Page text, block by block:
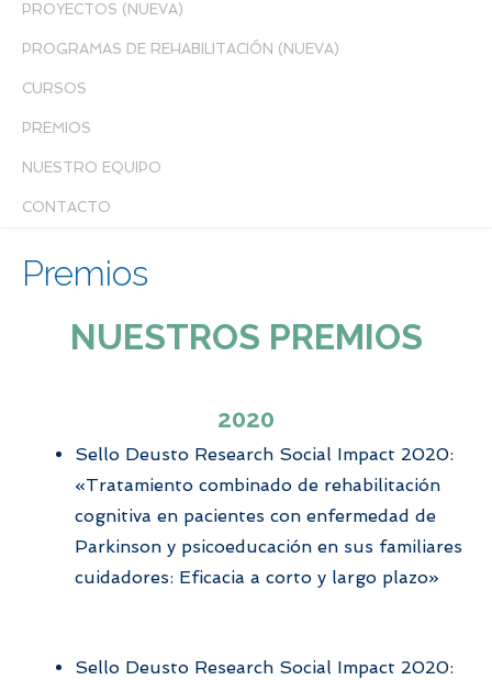
PROYECTOS (NUEVA)
PROGRAMAS DE REHABILITACIÓN (NUEVA)
CURSOS
PREMIOS
NUESTRO EQUIPO
CONTACTO
Premios
NUESTROS PREMIOS
2020
Sello Deusto Research Social Impact 2020:
«Tratamiento combinado de rehabilitación
cognitiva en pacientes con enfermedad de
Parkinson y psicoeducación en sus familiares
cuidadores: Eficacia a corto y largo plazo»
Sello Deusto Research Social Impact 2020: